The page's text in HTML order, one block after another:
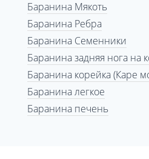
Баранина Мякоть
Баранина Ребра
Баранина Семенники
Баранина задняя нога на
Баранина корейка (Каре
Баранина легкое
Баранина печень